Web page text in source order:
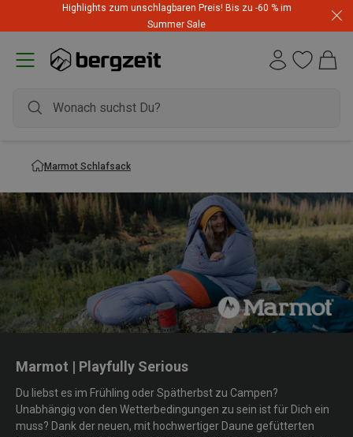
Highlights zum unschlagbaren Preis! Bis zu -60 % im
Summer Sale
Marmot Schlafsack
Marmot | Playfully Serious
Du liebst es im Frühling oder Spätherbst zu Campen?
Unabhängig von den Wetterbedingungen zu sein ist für Dich ein
muss? Dank der neuen, mit hochwertiger Daune gefütterten